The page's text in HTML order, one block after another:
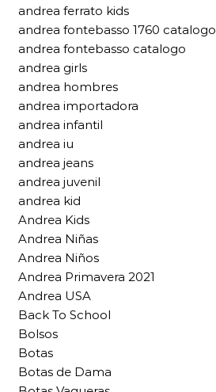
andrea ferrato kids
andrea fontebasso 1760 catalogo
andrea fontebasso catalogo
andrea girls
andrea hombres
andrea importadora
andrea infantil
andrea iu
andrea jeans
andrea juvenil
andrea kid
Andrea Kids
Andrea Niñas
Andrea Niños
Andrea Primavera 2021
Andrea USA
Back To School
Bolsos
Botas
Botas de Dama